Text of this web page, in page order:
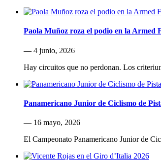
Paola Muñoz roza el podio en la Armed
— 4 junio, 2026
Hay circuitos que no perdonan. Los
Panamericano Junior de Ciclismo de
— 16 mayo, 2026
El Campeonato Panamericano Junior de